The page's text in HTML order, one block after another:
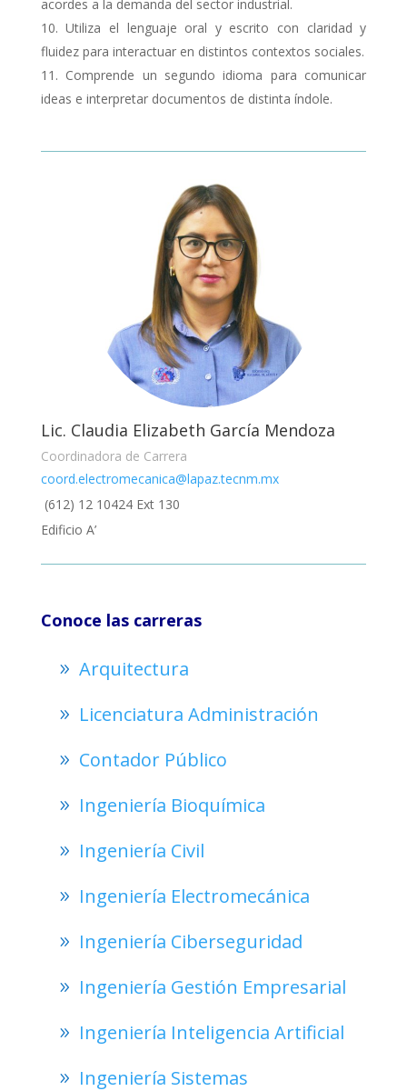
acordes a la demanda del sector industrial.
Utiliza el lenguaje oral y escrito con claridad y
fluidez para interactuar en distintos contextos sociales.
Comprende un segundo idioma para comunicar
ideas e interpretar documentos de distinta índole.
Lic. Claudia Elizabeth García Mendoza
Coordinadora de Carrera
coord.electromecanica@lapaz.tecnm.mx
(612) 12 10424 Ext 130
Edificio A’
Conoce las carreras
Arquitectura
Licenciatura Administración
Contador Público
Ingeniería Bioquímica
Ingeniería Civil
Ingeniería Electromecánica
Ingeniería Ciberseguridad
Ingeniería Gestión Empresarial
Ingeniería Inteligencia Artificial
Ingeniería Sistemas